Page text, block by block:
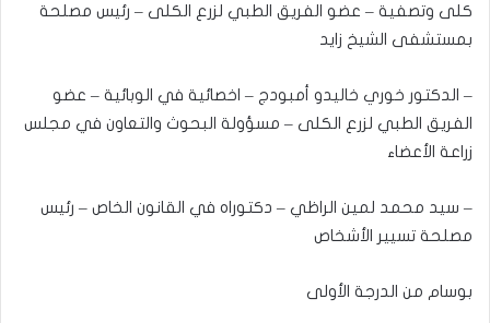
كلى وتصفية – عضو الفريق الطبي لزرع الكلى – رئيس مصلحة
بمستشفى الشيخ زايد
– الدكتور خوري خاليدو أمبودج – اخصائية في الوبائية – عضو
الفريق الطبي لزرع الكلى – مسؤولة البحوث والتعاون في مجلس
زراعة الأعضاء
– سيد محمد لمين الراظي – دكتوراه في القانون الخاص – رئيس
مصلحة تسيير الأشخاص
بوسام من الدرجة الأولى